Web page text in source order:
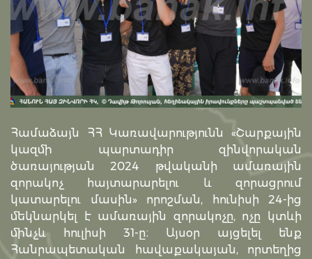
Համաձայն ՀՀ Կառավարությունն «Շարքային
կազմի պարտադիր զինվորական
ծառայության 2024 թվականի ամառային
զորակոչ հայտարարելու և զորացրում
կատարելու մասին» որոշման, հունիսի 24-ից
մեկնարկել է ամառային զորակոչը, ոչը կտևի
մինչև հուլիսի 31-ը։ Այսօր այցելել ենք
Հանրապետական հավաքակայան, որտեղից